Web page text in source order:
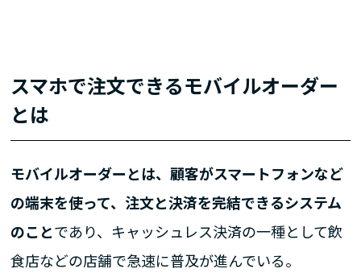
スマホで注文できるモバイルオーダー
とは
モバイルオーダーとは、顧客がスマートフォンなど
の端末を使って、注文と決済を完結できるシステム
のことであり、キャッシュレス決済の一種として飲
食店などの店舗で急速に普及が進んでいる。